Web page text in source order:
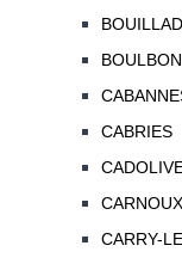
BOULBON
CABRIES
CARRY-